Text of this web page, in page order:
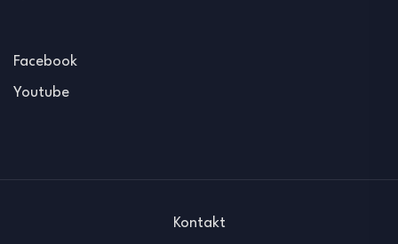
Facebook
Youtube
Kontakt